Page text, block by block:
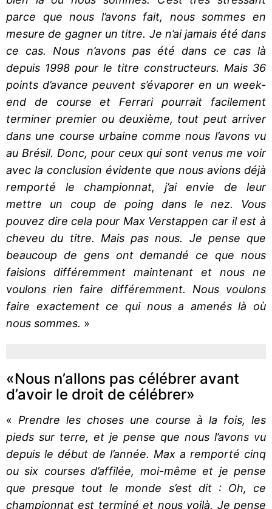
parce que nous l’avons fait, nous sommes en
mesure de gagner un titre. Je n’ai jamais été dans
ce cas. Nous n’avons pas été dans ce cas là
depuis 1998 pour le titre constructeurs. Mais 36
points d’avance peuvent s’évaporer en un week-
end de course et Ferrari pourrait facilement
terminer premier ou deuxième, tout peut arriver
dans une course urbaine comme nous l’avons vu
au Brésil. Donc, pour ceux qui sont venus me voir
avec la conclusion évidente que nous avions déjà
remporté le championnat, j’ai envie de leur
mettre un coup de poing dans le nez. Vous
pouvez dire cela pour Max Verstappen car il est à
cheveu du titre. Mais pas nous. Je pense que
beaucoup de gens ont demandé ce que nous
faisions différemment maintenant et nous ne
voulons rien faire différemment. Nous voulons
faire exactement ce qui nous a amenés là où
nous sommes. »
«Nous n’allons pas célébrer avant
d’avoir le droit de célébrer»
« Prendre les choses une course à la fois, les
pieds sur terre, et je pense que nous l’avons vu
depuis le début de l’année. Max a remporté cinq
ou six courses d’affilée, moi-même et je pense
que presque tout le monde s’est dit : Oh, ce
championnat est terminé et nous voilà. Je pense